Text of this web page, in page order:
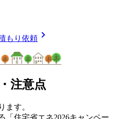
もり依頼 chevron_right
注意点
ます。
「住宅省エネ2026キャンペー